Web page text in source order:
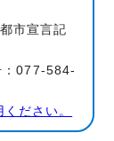
市宣言記
077-584-
ださい。